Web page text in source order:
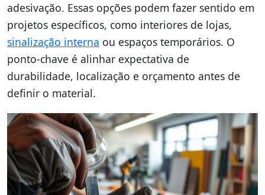
adesivação. Essas opções podem fazer sentido em
projetos específicos, como interiores de lojas,
sinalização interna ou espaços temporários. O
ponto-chave é alinhar expectativa de
durabilidade, localização e orçamento antes de
definir o material.